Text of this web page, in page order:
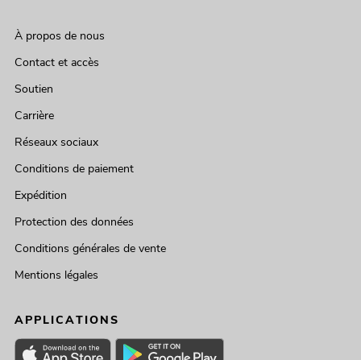
À propos de nous
Contact et accès
Soutien
Carrière
Réseaux sociaux
Conditions de paiement
Expédition
Protection des données
Conditions générales de vente
Mentions légales
APPLICATIONS